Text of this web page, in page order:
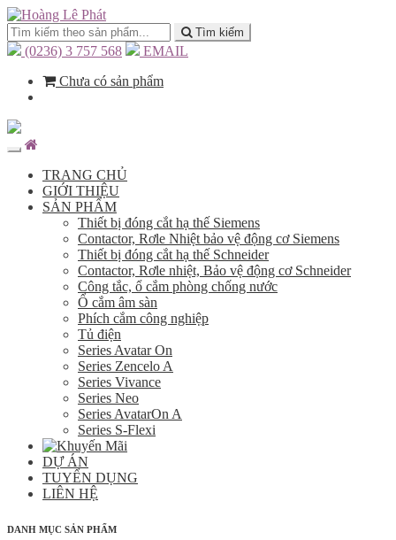
Tìm kiếm
(0236) 3 757 568
EMAIL
Chưa có sản phẩm
TRANG CHỦ
GIỚI THIỆU
SẢN PHẨM
Thiết bị đóng cắt hạ thế Siemens
Contactor, Rơle Nhiệt bảo vệ động cơ Siemens
Thiết bị đóng cắt hạ thế Schneider
Contactor, Rơle nhiệt, Bảo vệ động cơ Schneider
Công tắc, ổ cắm phòng chống nước
Ổ cắm âm sàn
Phích cắm công nghiệp
Tủ điện
Series Avatar On
Series Zencelo A
Series Vivance
Series Neo
Series AvatarOn A
Series S-Flexi
DỰ ÁN
TUYỂN DỤNG
LIÊN HỆ
DANH MỤC SẢN PHẨM